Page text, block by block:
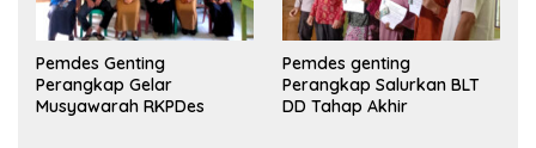
Pemdes Genting
Perangkap Gelar
Musyawarah RKPDes
Pemdes genting
Perangkap Salurkan BLT
DD Tahap Akhir